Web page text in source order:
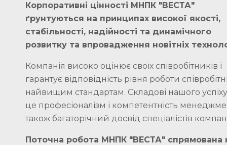
Корпоративні цінності МНПК "ВЕСТА"
ґрунтуються на принципах високої якості,
стабільності, надійності та динамічного
розвитку та впровадження новітніх
Компанія високо оцінює своїх співробітників і
гарантує відповідність рівня роботи
найвищим стандартам. Складові нашого
це професіоналізм і компетентність
також багаторічний досвід спеціалістів
Поточна робота МНПК "ВЕСТА" спрямована